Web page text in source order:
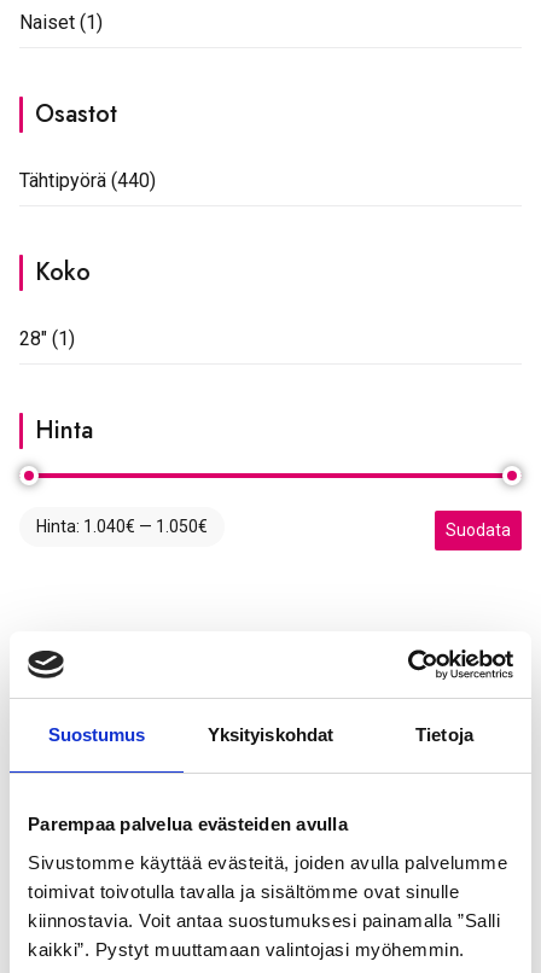
Suostumus Yksityiskohdat Tietoja
Parempaa palvelua evästeiden avulla
Sivustomme käyttää evästeitä, joiden avulla palvelumme
toimivat toivotulla tavalla ja sisältömme ovat sinulle
kiinnostavia. Voit antaa suostumuksesi painamalla ”Salli
kaikki”. Pystyt muuttamaan valintojasi myöhemmin.
Naiset (1)
Osastot
Tähtipyörä (440)
Koko
28" (1)
Hinta
Minimihinta
Suodata
Hinta: 1.040€ — 1.050€